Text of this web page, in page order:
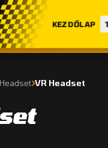
KEZDŐLAP
VR Headset